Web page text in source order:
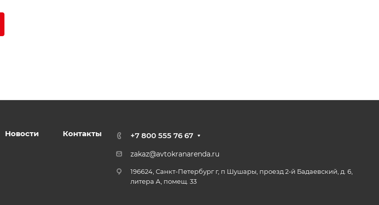
Новости Контакты +7 800 555 76 67
zakaz@avtokranarenda.ru
196624, Санкт-Петербург г, п Шушары, проезд 2-й Бадаевский, д. 6,
литера А, помещ. 33